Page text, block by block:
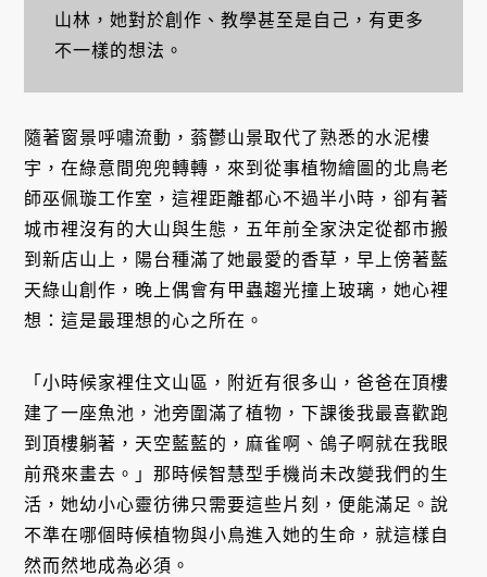
山林，她對於創作、教學甚至是自己，有更多
不一樣的想法。
隨著窗景呼嘯流動，蓊鬱山景取代了熟悉的水泥樓
宇，在綠意間兜兜轉轉，來到從事植物繪圖的北鳥老
師巫佩璇工作室，這裡距離都心不過半小時，卻有著
城市裡沒有的大山與生態，五年前全家決定從都市搬
到新店山上，陽台種滿了她最愛的香草，早上傍著藍
天綠山創作，晚上偶會有甲蟲趨光撞上玻璃，她心裡
想：這是最理想的心之所在。
「小時候家裡住文山區，附近有很多山，爸爸在頂樓
建了一座魚池，池旁圍滿了植物，下課後我最喜歡跑
到頂樓躺著，天空藍藍的，麻雀啊、鴿子啊就在我眼
前飛來畫去。」那時候智慧型手機尚未改變我們的生
活，她幼小心靈彷彿只需要這些片刻，便能滿足。說
不準在哪個時候植物與小鳥進入她的生命，就這樣自
然而然地成為必須。